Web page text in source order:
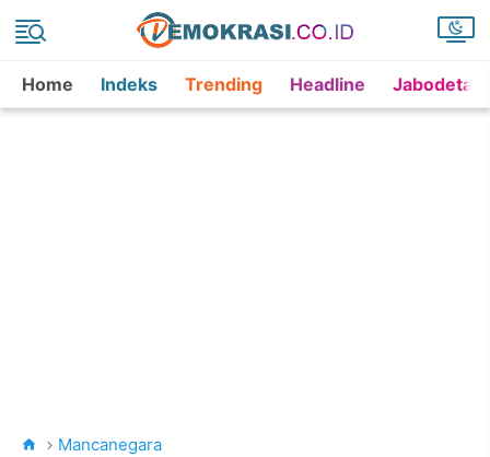
Home Indeks Trending Headline
Mancanegara